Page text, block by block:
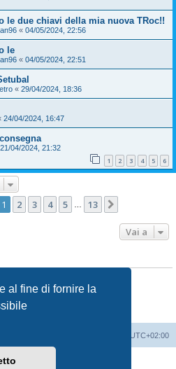
al fine di fornire la
le due chiavi della mia nuova TRoc!!
« 04/05/2024, 22:56
le
« 04/05/2024, 22:51
« 29/04/2024, 18:36
24/04/2024, 16:47
21/04/2024, 21:32
1 2 3 4 5 6
di 13
1 2 3 4 5 13
Vai a
UTC+02:00
Software © phpBB Limited